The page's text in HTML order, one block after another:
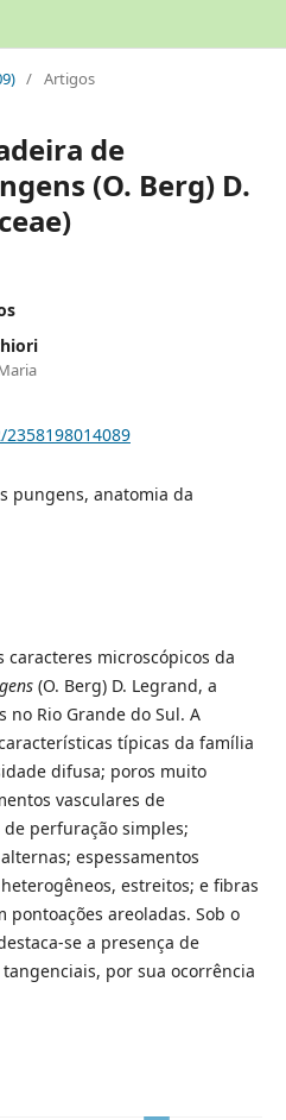
/ Artigos
de
(O. Berg) D.
pungens, anatomia da
caracteres microscópicos da
(O. Berg) D. Legrand, a
Rio Grande do Sul. A
típicas da família
difusa; poros muito
vasculares de
perfuração simples;
espessamentos
estreitos; e fibras
areoladas. Sob o
se a presença de
por sua ocorrência